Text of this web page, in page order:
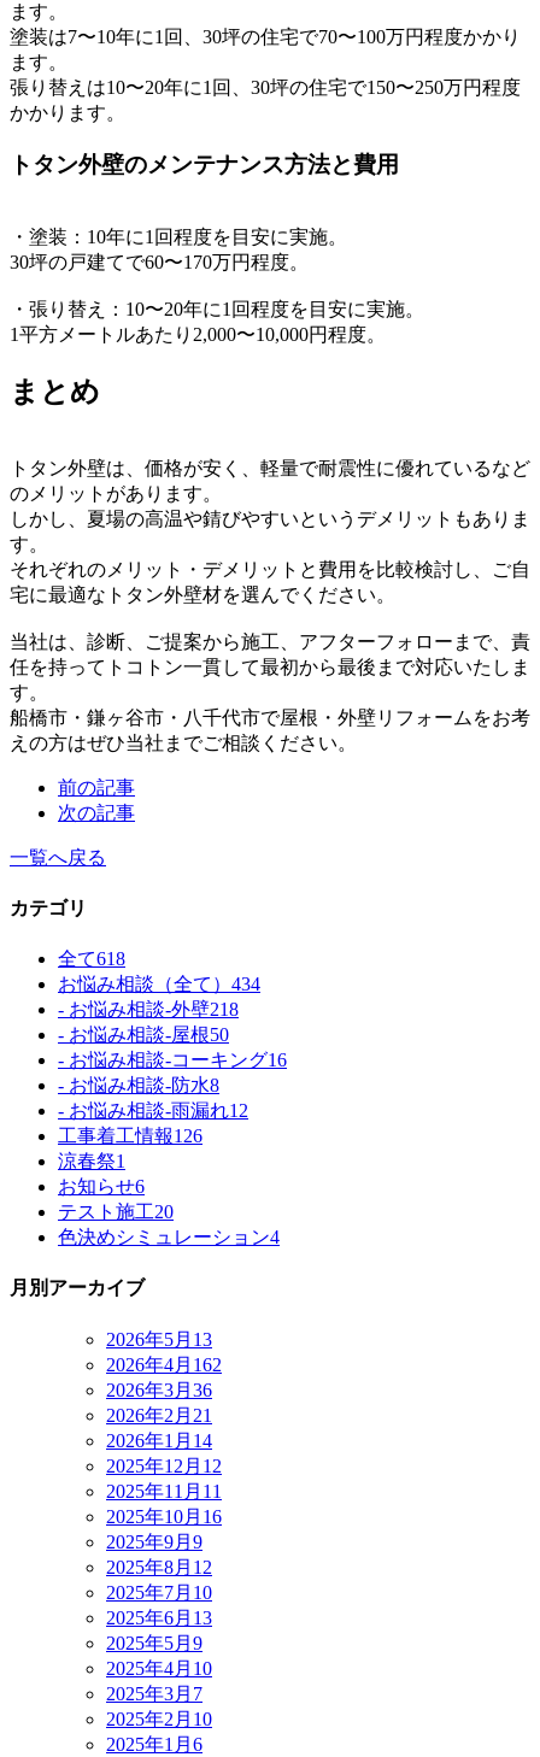
ます。
塗装は7〜10年に1回、30坪の住宅で70〜100万円程度かかり
ます。
張り替えは10〜20年に1回、30坪の住宅で150〜250万円程度
かかります。
トタン外壁のメンテナンス方法と費用
・塗装：10年に1回程度を目安に実施。
30坪の戸建てで60〜170万円程度。
・張り替え：10〜20年に1回程度を目安に実施。
1平方メートルあたり2,000〜10,000円程度。
まとめ
トタン外壁は、価格が安く、軽量で耐震性に優れているなど
のメリットがあります。
しかし、夏場の高温や錆びやすいというデメリットもありま
す。
それぞれのメリット・デメリットと費用を比較検討し、ご自
宅に最適なトタン外壁材を選んでください。
当社は、診断、ご提案から施工、アフターフォローまで、責
任を持ってトコトン一貫して最初から最後まで対応いたしま
す。
船橋市・鎌ヶ谷市・八千代市で屋根・外壁リフォームをお考
えの方はぜひ当社までご相談ください。
前の記事
次の記事
一覧へ戻る
カテゴリ
全て618
お悩み相談（全て） 434
- お悩み相談-外壁218
- お悩み相談-屋根50
- お悩み相談-コーキング16
- お悩み相談-防水8
- お悩み相談-雨漏れ12
工事着工情報126
涼春祭1
お知らせ6
テスト施工20
色決めシミュレーション4
月別アーカイブ
2026年5月 13
2026年4月 162
2026年3月 36
2026年2月 21
2026年1月 14
2025年12月 12
2025年11月 11
2025年10月 16
2025年9月 9
2025年8月 12
2025年7月 10
2025年6月 13
2025年5月 9
2025年4月 10
2025年3月 7
2025年2月 10
2025年1月 6